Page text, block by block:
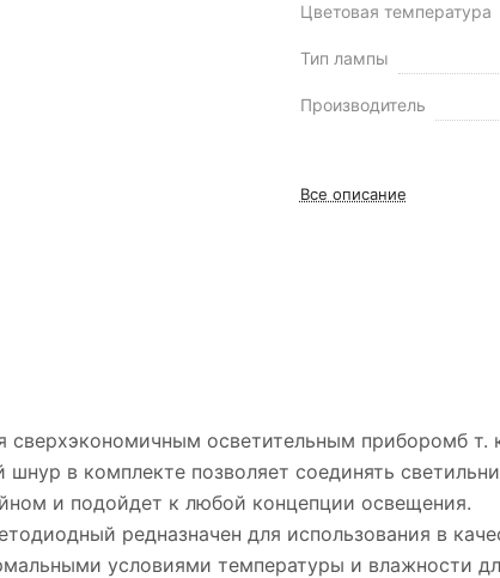
Цветовая температура
Тип лампы
Производитель
Все описание
сверхэкономичным осветительным приборомб т.
в комплекте позволяет соединять
и подойдет к любой концепции освещения.
редназначен для использования в
условиями температуры и влажности